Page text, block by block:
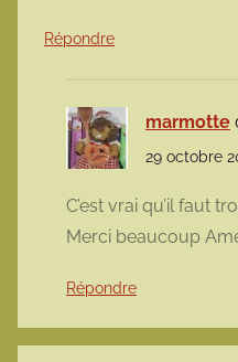
Répondre
marmotte
29 octobre
C’est vrai qu’il faut
Merci beaucoup
Répondre